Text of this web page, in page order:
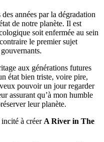
années par la dégradation
de notre planète. Il est
soit enfermée au sein
le premier sujet
aux générations futures
état bien triste, voire pire,
pouvoir un jour regarder
assurant qu’à mon humble
leur planète.
à créer A River in The